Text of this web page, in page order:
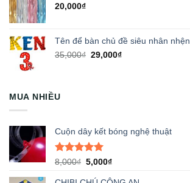
20,000₫
Tên để bàn chủ đề siêu nhân nhện
35,000₫ Giá
29,000₫Giá
MUA NHIỀU
Cuộn dây kết bóng nghệ thuật
Được xếp
5 sao
8,000₫ Giá
5,000₫Giá